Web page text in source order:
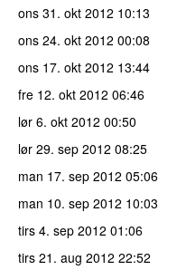
ons 31. okt 2012 10:13
ons 24. okt 2012 00:08
ons 17. okt 2012 13:44
fre 12. okt 2012 06:46
lør 6. okt 2012 00:50
lør 29. sep 2012 08:25
man 17. sep 2012 05:06
man 10. sep 2012 10:03
tirs 4. sep 2012 01:06
tirs 21. aug 2012 22:52